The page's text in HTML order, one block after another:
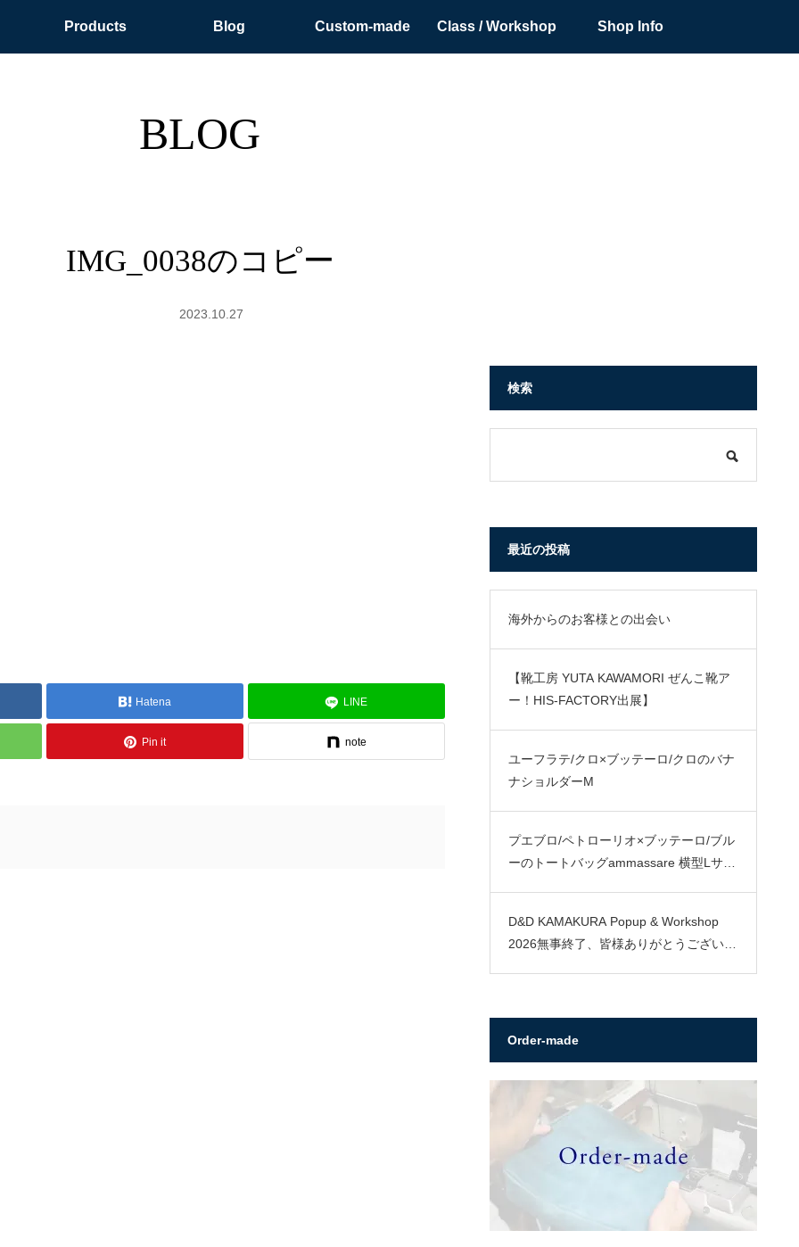
Products Blog Custom-made Class / Workshop Shop Info
BLOG
IMG_0038のコピー
2023.10.27
Hatena LINE
Pin it note
検索
最近の投稿
海外からのお客様との出会い
【靴工房 YUTA KAWAMORI ぜんこ靴ア
ー！HIS-FACTORY出展】
ユーフラテ/クロ×ブッテーロ/クロのバナ
ナショルダーM
プエブロ/ペトローリオ×ブッテーロ/ブル
ーのトートバッグammassare 横型Lサイ
D&D KAMAKURA Popup & Workshop
2026無事終了、皆様ありがとうございま
Order-made